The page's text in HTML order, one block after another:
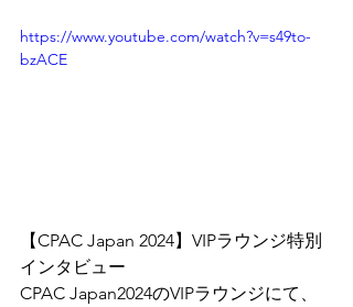
https://www.youtube.com/watch?v=s49to-
bzACE
【CPAC Japan 2024】VIPラウンジ特別
インタビュー
CPAC Japan2024のVIPラウンジにて、